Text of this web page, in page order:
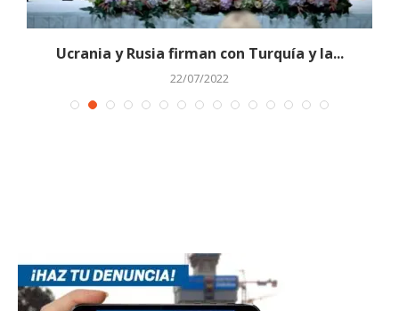
Ucrania y Rusia firman con Turquía y la...
22/07/2022